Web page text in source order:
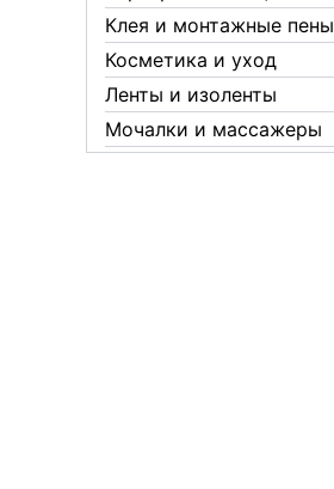
Клея и монтажные пены
Косметика и уход
Ленты и изоленты
Мочалки и массажеры